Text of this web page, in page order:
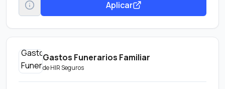
Aplicar
Gastos Funerarios Familiar
deHIR Seguros